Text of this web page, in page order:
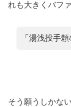
れも大きくバフ
「湯浅投手
そう願うしかな